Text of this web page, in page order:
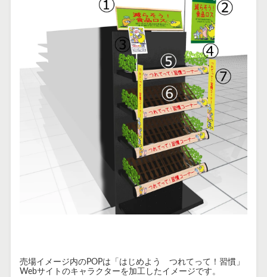
売場イメージ内のPOPは「はじめよう つれてって！習慣」
Webサイトのキャラクターを加工したイメージです。